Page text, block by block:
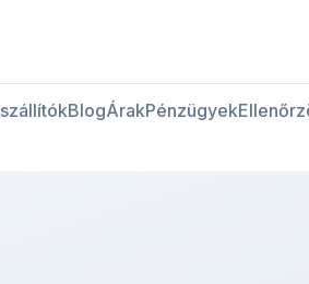
BlogÁrakPénzügyek